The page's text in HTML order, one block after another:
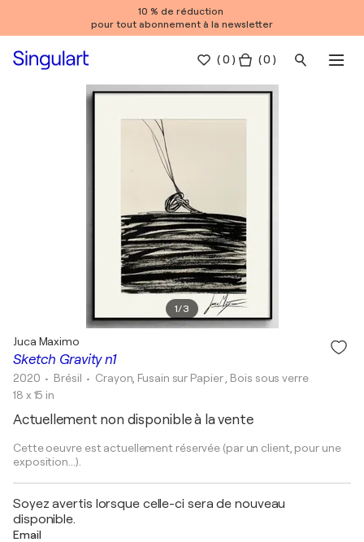
10 % de réduction
pour tout abonnement à la newsletter
(0 ) ( 0 )
1/3
Sketch Gravity n1
Juca Maximo
2020 • Brésil • Crayon, Fusain sur Papier , Bois sous verre
18 x 15 in
Actuellement non disponible à la vente
Cette oeuvre est actuellement réservée (par un client, pour une
exposition...).
Soyez avertis lorsque celle-ci sera de nouveau
disponible.
Email